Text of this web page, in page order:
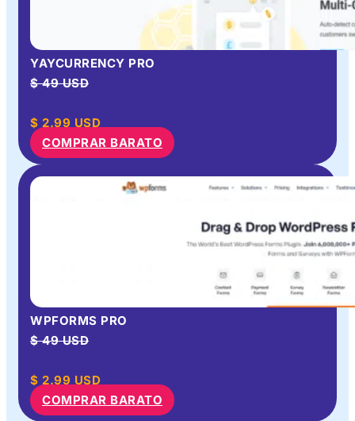
YAYCURRENCY PRO
$ 49 USD
$ 2.99 USD
COMPRAR BARATO
WPFORMS PRO
$ 49 USD
$ 2.99 USD
COMPRAR BARATO